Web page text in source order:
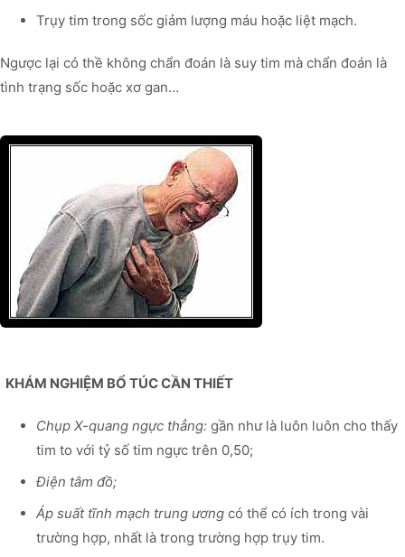
Trụy tim trong sốc giảm lượng máu hoặc liệt mạch.
Ngược lại có thề không chẩn đoán là suy tim mà chẩn đoán là
tình trạng sốc hoặc xơ gan…
KHÁM NGHIỆM BỔ TÚC CẦN THIẾT
Chụp X-quang ngực thẳng: gần như là luôn luôn cho thấy
tim to với tỷ số tim ngực trên 0,50;
Điện tâm đồ;
Áp suất tĩnh mạch trung ương có thể có ích trong vài
trường hợp, nhất là trong trường hợp trụy tim.